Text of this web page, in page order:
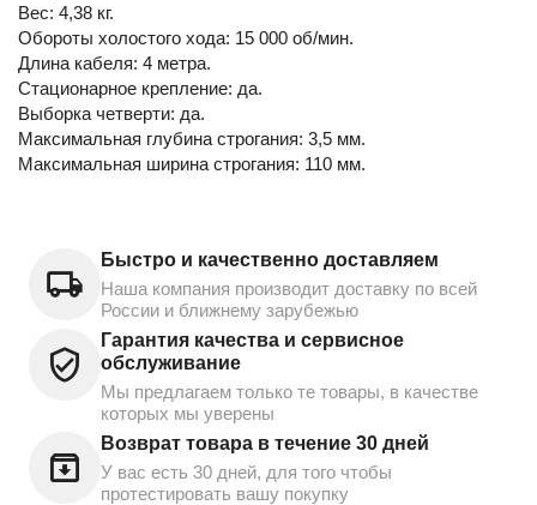
Вес: 4,38 кг.
Обороты холостого хода: 15 000 об/мин.
Длина кабеля: 4 метра.
Стационарное крепление: да.
Выборка четверти: да.
Максимальная глубина строгания: 3,5 мм.
Максимальная ширина строгания: 110 мм.
Быстро и качественно доставляем
Наша компания производит доставку по всей
России и ближнему зарубежью
Гарантия качества и сервисное
обслуживание
Мы предлагаем только те товары, в качестве
которых мы уверены
Возврат товара в течение 30 дней
У вас есть 30 дней, для того чтобы
протестировать вашу покупку